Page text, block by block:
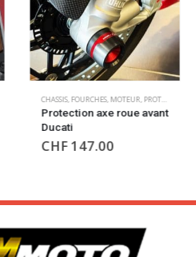
CHASSIS,FOURCHES,MOTEUR,PROTECTIONS DE CHUTE MOTEUR
Protection axe roue avant
Ducati
CHF147.00